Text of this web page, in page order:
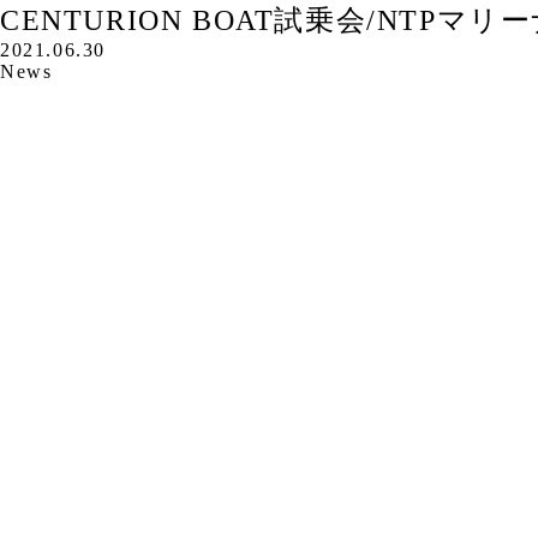
CENTURION BOAT試乗会/NTPマリー
2021.06.30
News